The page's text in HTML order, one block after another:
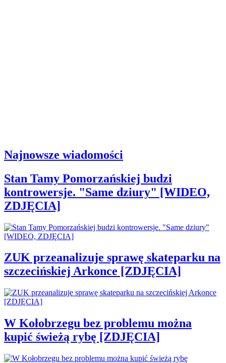
Najnowsze wiadomości
Stan Tamy Pomorzańskiej budzi
kontrowersje. "Same dziury" [WIDEO,
ZDJĘCIA]
ZUK przeanalizuje sprawę skateparku na
szczecińskiej Arkonce [ZDJĘCIA]
W Kołobrzegu bez problemu można
kupić świeżą rybę [ZDJĘCIA]